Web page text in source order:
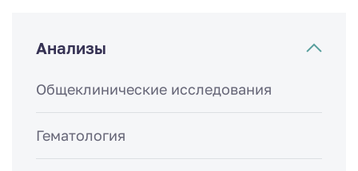
Анализы
Общеклинические исследования
Гематология